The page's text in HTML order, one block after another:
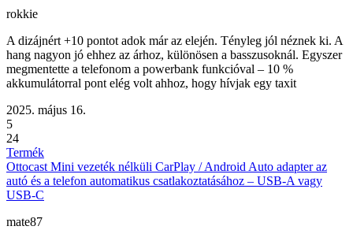
rokkie
A dizájnért +10 pontot adok már az elején. Tényleg jól néznek ki. A
hang nagyon jó ehhez az árhoz, különösen a basszusoknál. Egyszer
megmentette a telefonom a powerbank funkcióval – 10 %
akkumulátorral pont elég volt ahhoz, hogy hívjak egy taxit
2025. május 16.
5
24
Termék
Ottocast Mini vezeték nélküli CarPlay / Android Auto adapter az
autó és a telefon automatikus csatlakoztatásához – USB-A vagy
USB-C
mate87